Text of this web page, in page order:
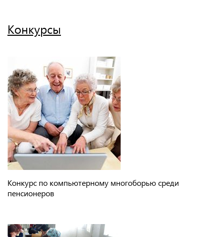
Конкурсы
Конкурс по компьютерному многоборью среди
пенсионеров